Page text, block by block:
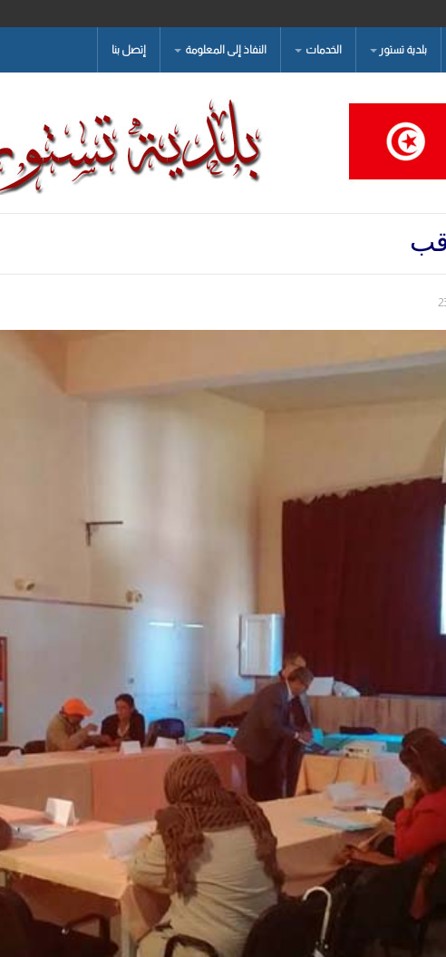
بلدية تستور الخدمات النفاذ إلى المعلومة إتصل بنا